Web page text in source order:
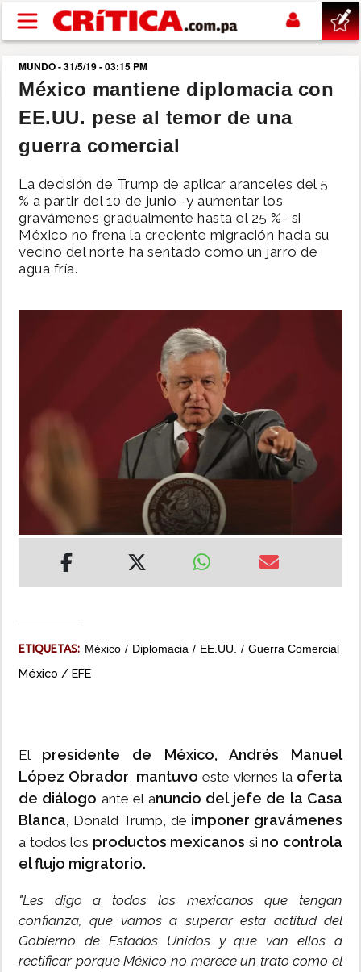
Pasar al contenido principal
buscar
SUCESOS
POLÍTICA
SHOW
MUNDO - 31/5/19 - 03:15 PM
México mantiene diplomacia con
EE.UU. pese al temor de una
guerra comercial
La decisión de Trump de aplicar aranceles del 5
% a partir del 10 de junio -y aumentar los
gravámenes gradualmente hasta el 25 %- si
México no frena la creciente migración hacia su
vecino del norte ha sentado como un jarro de
agua fría.
ETIQUETAS: México Diplomacia EE.UU. Guerra Comercial
México / EFE
El presidente de México, Andrés Manuel
López Obrador, mantuvo este viernes la oferta
de diálogo ante el anuncio del jefe de la Casa
Blanca, Donald Trump, de imponer gravámenes
a todos los productos mexicanos si no controla
el flujo migratorio.
"Les digo a todos los mexicanos que tengan
confianza, que vamos a superar esta actitud del
Gobierno de Estados Unidos y que van ellos a
rectificar porque México no merece un trato como el